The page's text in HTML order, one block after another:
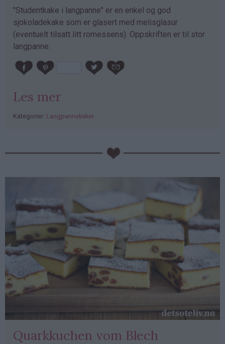
"Studentkake i langpanne" er en enkel og god
sjokoladekake som er glasert med melisglasur
(eventuelt tilsatt litt romessens). Oppskriften er til stor
langpanne.
Les mer
Kategorier: Langpannekaker
PubGalaxy
Quarkkuchen vom Blech